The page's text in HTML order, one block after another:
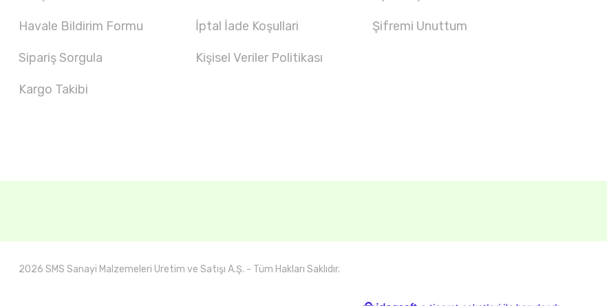
Havale Bildirim Formu
Sipariş Sorgula
Kargo Takibi
İptal İade Koşullari
Kişisel Veriler Politikası
Şifremi Unuttum
2026 SMS Sanayi Malzemeleri Uretim ve Satışı A.Ş. - Tüm Hakları Saklıdır.